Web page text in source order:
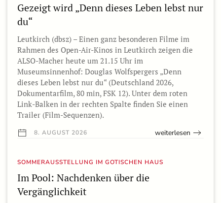
Gezeigt wird „Denn dieses Leben lebst nur
du“
Leutkirch (dbsz) – Einen ganz besonderen Filme im
Rahmen des Open-Air-Kinos in Leutkirch zeigen die
ALSO-Macher heute um 21.15 Uhr im
Museumsinnenhof: Douglas Wolfspergers „Denn
dieses Leben lebst nur du“ (Deutschland 2026,
Dokumentarfilm, 80 min, FSK 12). Unter dem roten
Link-Balken in der rechten Spalte finden Sie einen
Trailer (Film-Sequenzen).
8. AUGUST 2026 weiterlesen
SOMMERAUSSTELLUNG IM GOTISCHEN HAUS
Im Pool: Nachdenken über die
Vergänglichkeit